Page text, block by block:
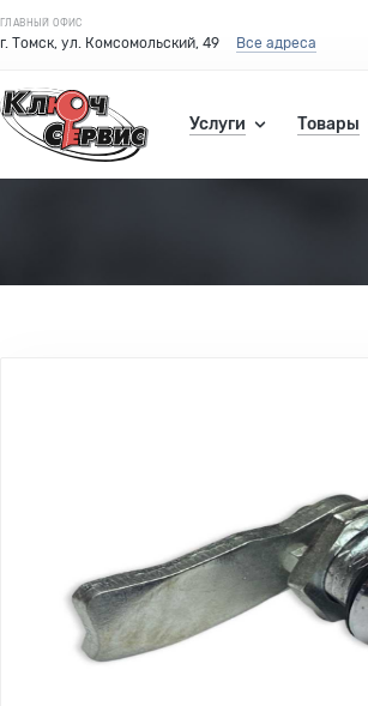
ГЛАВНЫЙ ОФИС
г. Томск, ул. Комсомольский, 49 Все адреса
Услуги Товары